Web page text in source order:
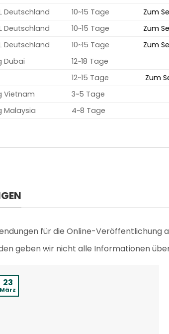
Deutschland 10~15 Tage
Zum
Deutschland 10~15 Tage
Zum
Deutschland 10~15 Tage
Zum
Dubai
12~18 Tage
12~15 Tage
Zum
Vietnam
3~5 Tage
Malaysia 4~8 Tage
für die Online-Veröffentlichung
geben wir nicht alle Informationen
23
März